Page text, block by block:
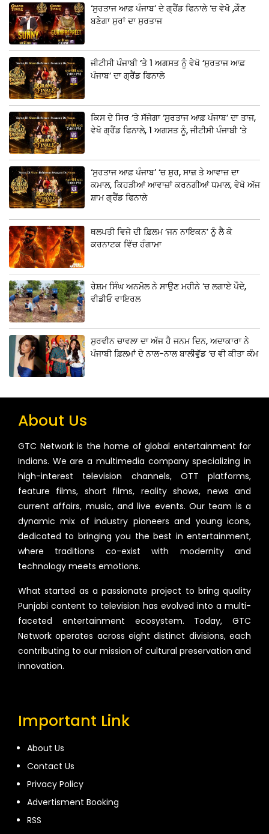
‘ਸੁਰਤਾਜ ਆਫ਼ ਪੰਜਾਬ’ ਦੇ ਗ੍ਰੈਂਡ ਫਿਨਾਲੇ ‘ਚ ਵੇਖੋ ,ਕੌਣ
ਬਣੇਗਾ ਸੁਰਾਂ ਦਾ ਸੁਰਤਾਜ
ਜੀਟੀਸੀ ਪੰਜਾਬੀ ‘ਤੇ 1 ਅਗਸਤ ਨੂੰ ਵੇਖੋ ‘ਸੁਰਤਾਜ ਆਫ਼
ਪੰਜਾਬ’ ਦਾ ਗ੍ਰੈਂਡ ਫਿਨਾਲੇ
ਕਿਸ ਦੇ ਸਿਰ ‘ਤੇ ਸੱਜੇਗਾ ‘ਸੁਰਤਾਜ ਆਫ਼ ਪੰਜਾਬ’ ਦਾ ਤਾਜ,
ਵੇਖੋ ਗ੍ਰੈਂਡ ਫਿਨਾਲੇ, 1 ਅਗਸਤ ਨੂੰ, ਜੀਟੀਸੀ ਪੰਜਾਬੀ ‘ਤੇ
‘ਸੁਰਤਾਜ ਆਫ਼ ਪੰਜਾਬ’ ‘ਚ ਸ਼ੁਰ, ਸਾਜ਼ ਤੇ ਆਵਾਜ਼ ਦਾ
ਕਮਾਲ, ਕਿਹੜੀਆਂ ਆਵਾਜ਼ਾਂ ਕਰਨਗੀਆਂ ਧਮਾਲ, ਵੇਖੋ ਅੱਜ
ਸ਼ਾਮ ਗ੍ਰੈਂਡ ਫਿਨਾਲੇ
ਥਲਪਤੀ ਵਿਜੇ ਦੀ ਫ਼ਿਲਮ ‘ਜਨ ਨਾਇਕਨ’ ਨੂੰ ਲੈ ਕੇ
ਕਰਨਾਟਕ ਵਿੱਚ ਹੰਗਾਮਾ
ਰੇਸ਼ਮ ਸਿੰਘ ਅਨਮੋਲ ਨੇ ਸਾਉਣ ਮਹੀਨੇ ‘ਚ ਲਗਾਏ ਪੌਦੇ,
ਵੀਡੀਓ ਵਾਇਰਲ
ਸੁਰਵੀਨ ਚਾਵਲਾ ਦਾ ਅੱਜ ਹੈ ਜਨਮ ਦਿਨ, ਅਦਾਕਾਰਾ ਨੇ
ਪੰਜਾਬੀ ਫ਼ਿਲਮਾਂ ਦੇ ਨਾਲ-ਨਾਲ ਬਾਲੀਵੁੱਡ ‘ਚ ਵੀ ਕੀਤਾ ਕੰਮ
About Us
GTC Network is the home of global entertainment for
Indians. We are a multimedia company specializing in
high-interest television channels, OTT platforms,
feature films, short films, reality shows, news and
current affairs, music, and live events. Our team is a
dynamic mix of industry pioneers and young icons,
dedicated to bringing you the best in entertainment,
where traditions co-exist with modernity and
technology meets emotions.
What started as a passionate project to bring quality
Punjabi content to television has evolved into a multi-
faceted entertainment ecosystem. Today, GTC
Network operates across eight distinct divisions, each
contributing to our mission of cultural preservation and
innovation.
Important Link
About Us
Contact Us
Privacy Policy
Advertisment Booking
RSS